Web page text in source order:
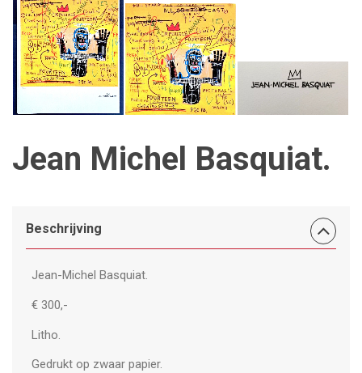
Jean Michel Basquiat.
Beschrijving
Jean-Michel Basquiat.
€ 300,-
Litho.
Gedrukt op zwaar papier.